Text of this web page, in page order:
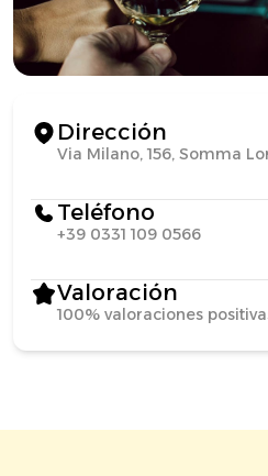
Dirección
Via Milano, 156, Somma
Teléfono
+39 0331 109 0566
Valoración
100% valoraciones